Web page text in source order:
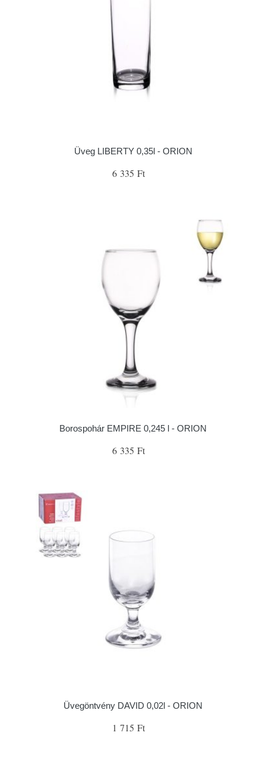
Üveg LIBERTY 0,35l - ORION
6 335 Ft
Borospohár EMPIRE 0,245 l - ORION
6 335 Ft
Üvegöntvény DAVID 0,02l - ORION
1 715 Ft